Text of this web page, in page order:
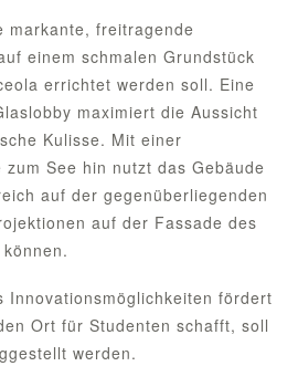
markante, freitragende
einem schmalen Grundstück
errichtet werden soll. Eine
maximiert die Aussicht
Kulisse. Mit einer
See hin nutzt das Gebäude
auf der gegenüberliegenden
auf der Fassade des
Innovationsmöglichkeiten fördert
Ort für Studenten schafft, soll
werden.